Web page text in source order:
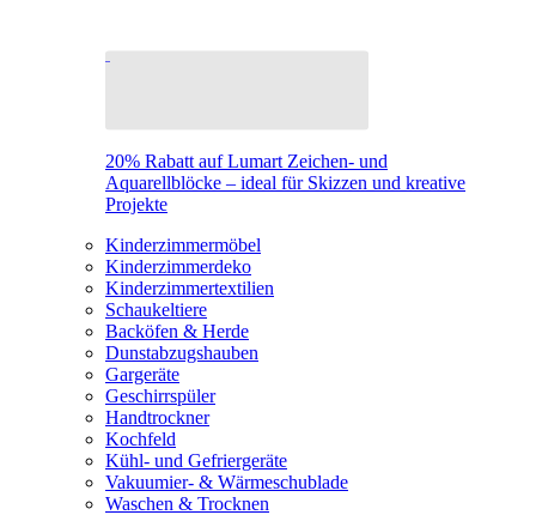
20% Rabatt auf Lumart Zeichen- und
Aquarellblöcke – ideal für Skizzen und kreative
Projekte
Kinderzimmermöbel
Kinderzimmerdeko
Kinderzimmertextilien
Schaukeltiere
Backöfen & Herde
Dunstabzugshauben
Gargeräte
Geschirrspüler
Handtrockner
Kochfeld
Kühl- und Gefriergeräte
Vakuumier- & Wärmeschublade
Waschen & Trocknen